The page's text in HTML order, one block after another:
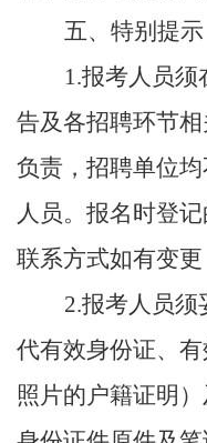
五、特别提示
1.报考人员
告及各招聘环节
负责，招聘单位
人员。报名时登
联系方式如有变更
2.报考人员
代有效身份证、
照片的户籍证明